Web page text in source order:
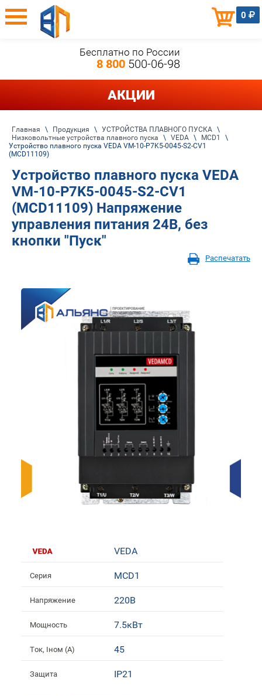
0
Бесплатно по России
8 800500-06-98
АКЦИИ
Главная \ Продукция \ УСТРОЙСТВА ПЛАВНОГО ПУСКА \
Низковольтные устройства плавного пуска
\ VEDA \ MCD1
\
Устройство плавного пуска VEDA VM-10-P7K5-0045-S2-CV1
(MCD11109)
Устройство плавного пуска VEDA
VM-10-P7K5-0045-S2-CV1
(MCD11109) Напряжение
управления питания 24В, без
кнопки "Пуск"
Распечатать
VEDA
Серия MCD1
Напряжение 220В
Мощность 7.5кВт
Ток, Iном (А) 45
Защита IP21